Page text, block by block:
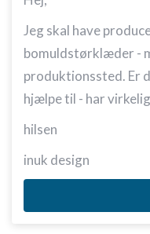
Jeg skal have
bomuldstørklæder -
produktionssted. Er
hjælpe til - har
hilsen
inuk design